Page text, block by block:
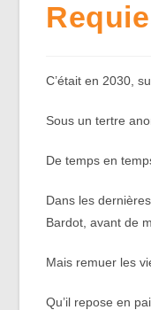
C’était en 2030,
Sous un tertre
De temps en
Dans les
Bardot, avant de
Mais remuer les
Qu’il repose en